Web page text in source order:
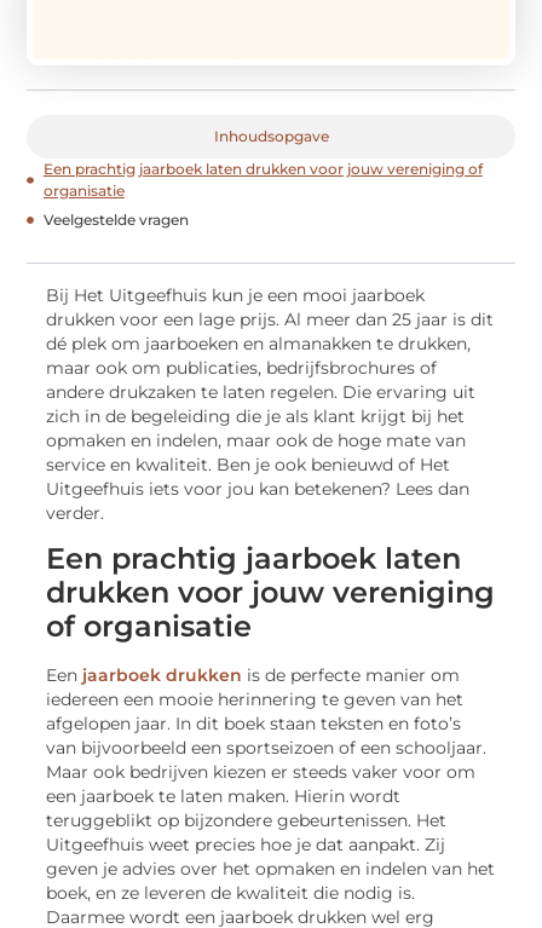
Inhoudsopgave
Een prachtig jaarboek laten drukken voor jouw vereniging of
organisatie
Veelgestelde vragen
Bij Het Uitgeefhuis kun je een mooi jaarboek
drukken voor een lage prijs. Al meer dan 25 jaar is dit
dé plek om jaarboeken en almanakken te drukken,
maar ook om publicaties, bedrijfsbrochures of
andere drukzaken te laten regelen. Die ervaring uit
zich in de begeleiding die je als klant krijgt bij het
opmaken en indelen, maar ook de hoge mate van
service en kwaliteit. Ben je ook benieuwd of Het
Uitgeefhuis iets voor jou kan betekenen? Lees dan
verder.
Een prachtig jaarboek laten
drukken voor jouw vereniging
of organisatie
Een jaarboek drukken is de perfecte manier om
iedereen een mooie herinnering te geven van het
afgelopen jaar. In dit boek staan teksten en foto’s
van bijvoorbeeld een sportseizoen of een schooljaar.
Maar ook bedrijven kiezen er steeds vaker voor om
een jaarboek te laten maken. Hierin wordt
teruggeblikt op bijzondere gebeurtenissen. Het
Uitgeefhuis weet precies hoe je dat aanpakt. Zij
geven je advies over het opmaken en indelen van het
boek, en ze leveren de kwaliteit die nodig is.
Daarmee wordt een jaarboek drukken wel erg